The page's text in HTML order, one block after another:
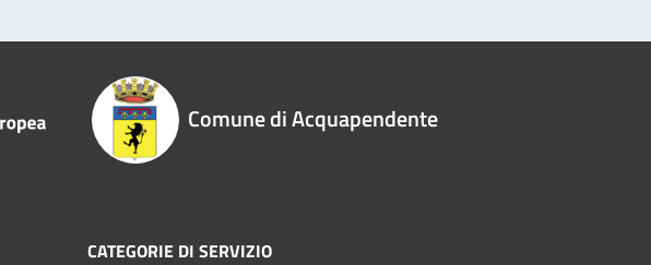
Comune di Acquapendente
CATEGORIE DI SERVIZIO